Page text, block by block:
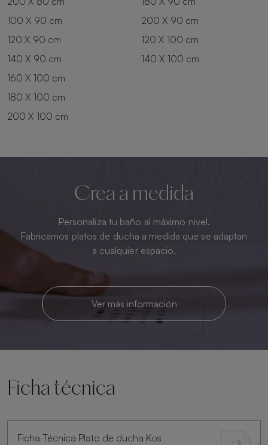
100 X 90 cm
120 X 90 cm
140 X 90 cm
200 X 90 cm
120 X 100 cm
140 X 100 cm
160 X 100 cm
180 X 100 cm
200 X 100 cm
Crea a medida
Personaliza tu baño al máximo nivel.
Fabricamos platos de ducha a medida que se adaptan
a cualquier espacio.
Ver más información
Ficha técnica
Ficha Técnica Plato de ducha Kos